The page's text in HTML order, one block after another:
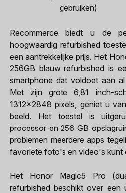
gebruiken)
Recommerce biedt u de
hoogwaardig refurbished
een aantrekkelijke prijs. Het
256GB blauw refurbished is
smartphone dat voldoet aan
Met zijn grote 6,81 inch-
1312x2848 pixels, geniet u
beeld. Het toestel is
processor en 256 GB
problemen meerdere apps
favoriete foto's en video's kunt
Het Honor Magic5 Pro
refurbished beschikt over een